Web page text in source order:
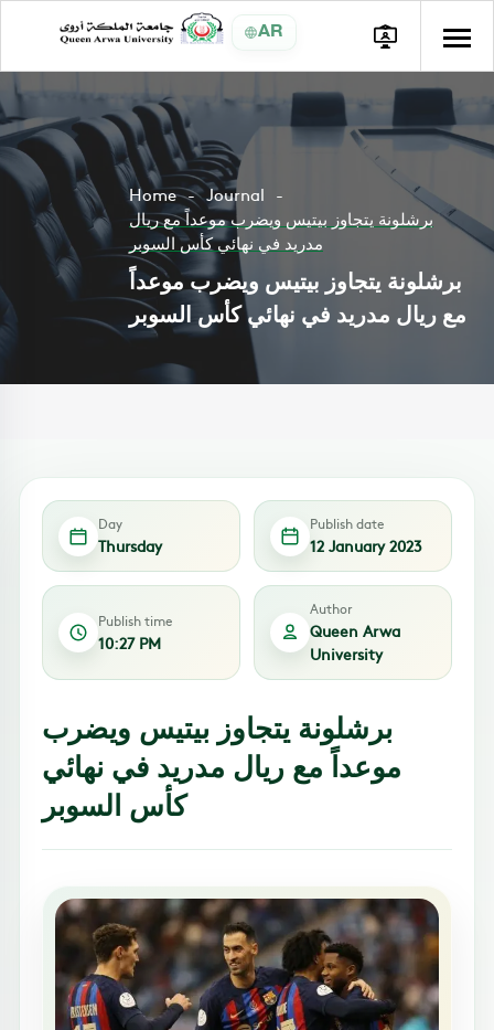
AR
Home
Journal
برشلونة يتجاوز بيتيس ويضرب موعداً مع ريال
مدريد في نهائي كأس السوبر
برشلونة يتجاوز بيتيس ويضرب موعداً
مع ريال مدريد في نهائي كأس السوبر
Day
Thursday
Publish date
12 January 2023
Publish time
10:27 PM
Author
Queen Arwa
University
برشلونة يتجاوز بيتيس ويضرب
موعداً مع ريال مدريد في نهائي
كأس السوبر